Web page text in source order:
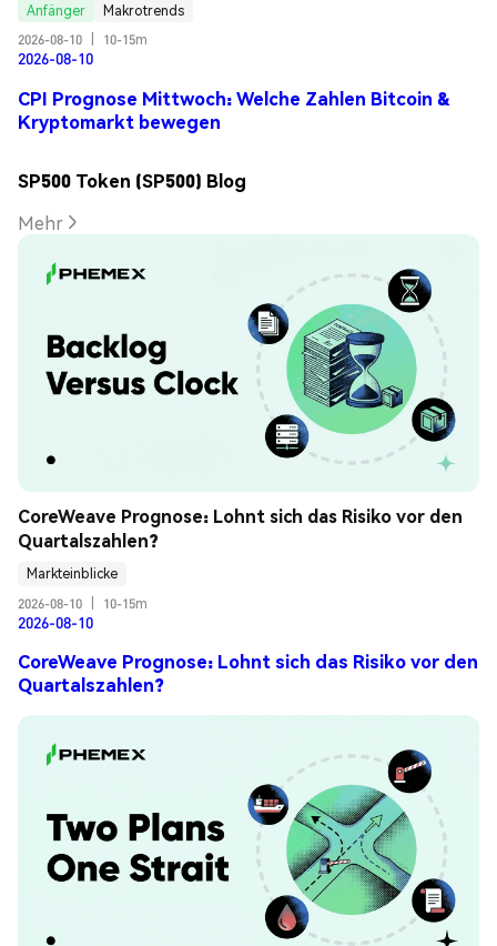
Anfänger
Makrotrends
2026-08-10
10-15m
2026-08-10
CPI Prognose Mittwoch: Welche Zahlen Bitcoin &
Kryptomarkt bewegen
SP500 Token (SP500) Blog
Mehr
CoreWeave Prognose: Lohnt sich das Risiko vor den
Quartalszahlen?
Markteinblicke
2026-08-10
10-15m
2026-08-10
CoreWeave Prognose: Lohnt sich das Risiko vor den
Quartalszahlen?